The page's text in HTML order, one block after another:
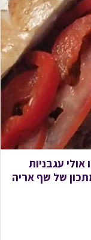
עגבניות
של שף אריה